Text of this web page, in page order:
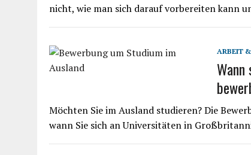
nicht, wie man sich darauf vorbereiten kann
ARBEIT
Möchten Sie im Ausland studieren? Die
wann Sie sich an Universitäten in